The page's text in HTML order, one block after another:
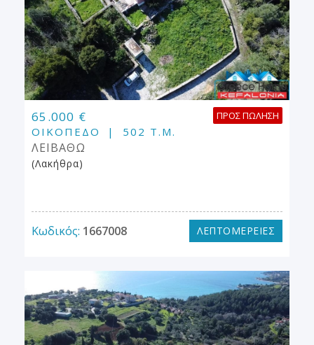
65.000 € ΠΡΟΣ ΠΏΛΗΣΗ
ΟΙΚΌΠΕΔΟ 502 Τ.Μ.
ΛΕΙΒΑΘΩ
(Λακήθρα)
Κωδικός: 1667008 ΛΕΠΤΟΜΕΡΕΙΕΣ